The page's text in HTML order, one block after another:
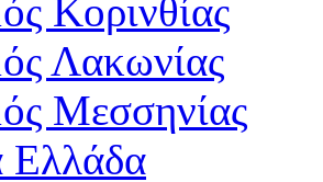
Κορινθίας
Λακωνίας
Μεσσηνίας
Ελλάδα